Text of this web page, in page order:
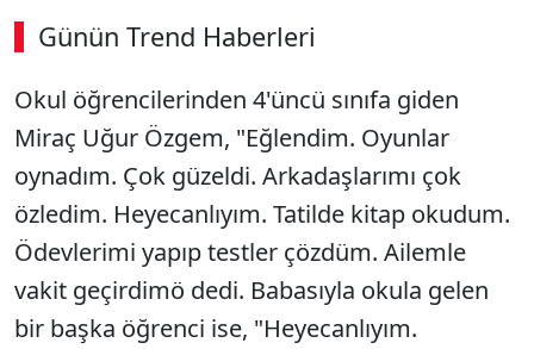
Günün Trend Haberleri
Okul öğrencilerinden 4'üncü sınıfa giden
Miraç Uğur Özgem, "Eğlendim. Oyunlar
oynadım. Çok güzeldi. Arkadaşlarımı çok
özledim. Heyecanlıyım. Tatilde kitap okudum.
Ödevlerimi yapıp testler çözdüm. Ailemle
vakit geçirdimö dedi. Babasıyla okula gelen
bir başka öğrenci ise, "Heyecanlıyım.